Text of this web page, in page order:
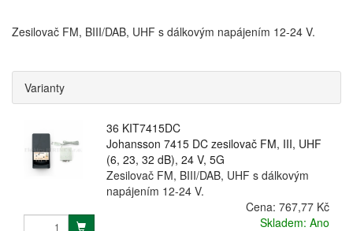
Zesilovač FM, BIII/DAB, UHF s dálkovým napájením 12-24 V.
Varianty
36 KIT7415DC
Johansson 7415 DC zesilovač FM, III, UHF
(6, 23, 32 dB), 24 V, 5G
Zesilovač FM, BIII/DAB, UHF s dálkovým
napájením 12-24 V.
Cena: 767,77 Kč
Skladem: Ano